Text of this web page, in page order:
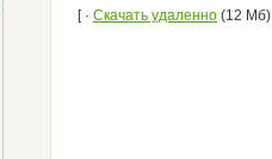
[ · Скачать удаленно (12 Мб)